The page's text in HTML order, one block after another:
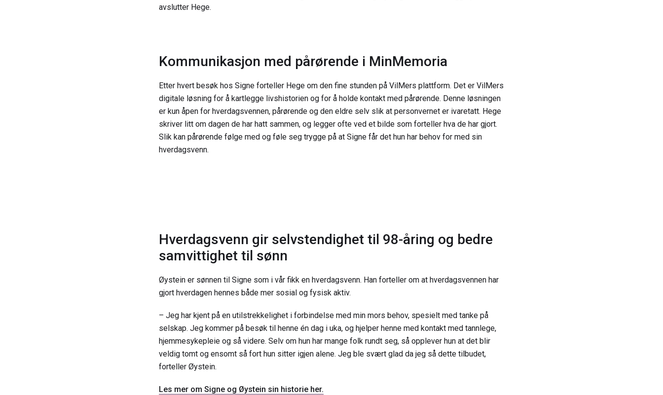
avslutter Hege.
Kommunikasjon med pårørende i MinMemoria
Etter hvert besøk hos Signe forteller Hege om den fine stunden på VilMers plattform. Det er VilMers
digitale løsning for å kartlegge livshistorien og for å holde kontakt med pårørende. Denne løsningen
er kun åpen for hverdagsvennen, pårørende og den eldre selv slik at personvernet er ivaretatt. Hege
skriver litt om dagen de har hatt sammen, og legger ofte ved et bilde som forteller hva de har gjort.
Slik kan pårørende følge med og føle seg trygge på at Signe får det hun har behov for med sin
hverdagsvenn.
Hverdagsvenn gir selvstendighet til 98-åring og bedre
samvittighet til sønn
Øystein er sønnen til Signe som i vår fikk en hverdagsvenn. Han forteller om at hverdagsvennen har
gjort hverdagen hennes både mer sosial og fysisk aktiv.
– Jeg har kjent på en utilstrekkelighet i forbindelse med min mors behov, spesielt med tanke på
selskap. Jeg kommer på besøk til henne én dag i uka, og hjelper henne med kontakt med tannlege,
hjemmesykepleie og så videre. Selv om hun har mange folk rundt seg, så opplever hun at det blir
veldig tomt og ensomt så fort hun sitter igjen alene. Jeg ble svært glad da jeg så dette tilbudet,
forteller Øystein.
Les mer om Signe og Øystein sin historie her.